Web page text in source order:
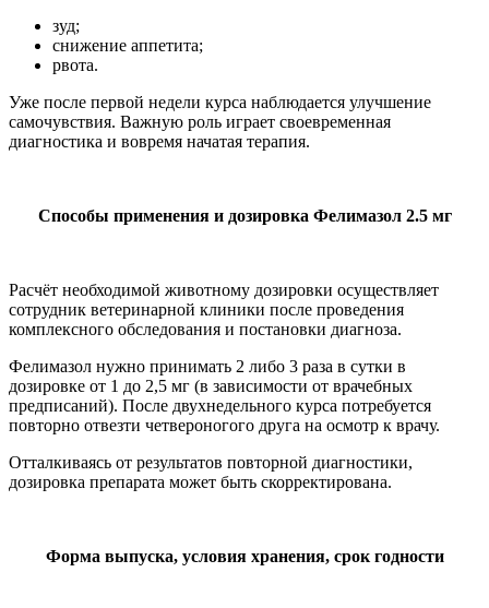
зуд;
снижение аппетита;
рвота.
Уже после первой недели курса наблюдается улучшение
самочувствия. Важную роль играет своевременная
диагностика и вовремя начатая терапия.
Способы применения и дозировка Фелимазол 2.5 мг
Расчёт необходимой животному дозировки осуществляет
сотрудник ветеринарной клиники после проведения
комплексного обследования и постановки диагноза.
Фелимазол нужно принимать 2 либо 3 раза в сутки в
дозировке от 1 до 2,5 мг (в зависимости от врачебных
предписаний). После двухнедельного курса потребуется
повторно отвезти четвероногого друга на осмотр к врачу.
Отталкиваясь от результатов повторной диагностики,
дозировка препарата может быть скорректирована.
Форма выпуска, условия хранения, срок годности